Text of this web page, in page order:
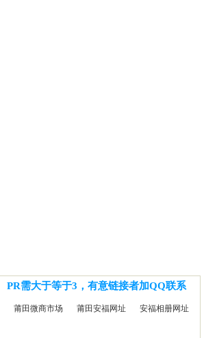
PR需大于等于3，有意链接者加QQ联系
莆田微商市场 莆田安福网址 安福相册网址